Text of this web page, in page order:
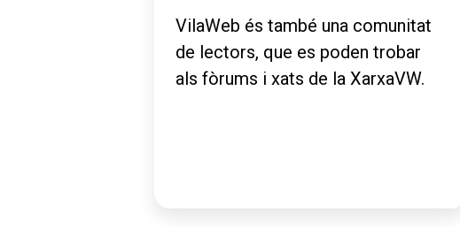
VilaWeb és també una comunitat
de lectors, que es poden trobar
als fòrums i xats de la XarxaVW.